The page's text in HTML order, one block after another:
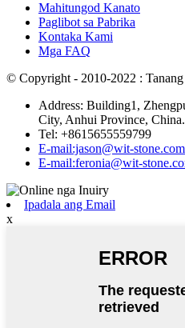
Mahitungod Kanato
Paglibot sa Pabrika
Kontaka Kami
Mga FAQ
© Copyright - 2010-2022 :
Address: Building1,
City, Anhui Province, China.
Tel: +8615655559799
E-mail:jason@wit-stone.com
E-mail:feronia@wit-
Ipadala ang Email
x